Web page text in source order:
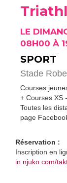
LE
08H00 À
SPORT
Stade
Courses
+ Courses XS
Toutes les
page
Réservation :
Inscription en
in.njuko.com/